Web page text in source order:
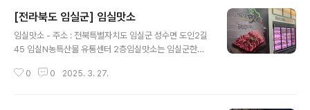
[전라북도 임실군] 임실맛소
임실맛소 - 주소 : 전북특별자치도 임실군 성수면 도인2길
45 임실N농특산물 유통센터 2층임실맛소는 임실군한우
문으로 제공하는 정육식당이다. 매장 내 36개의 테이블 총
0 0 2025. 3. 27.